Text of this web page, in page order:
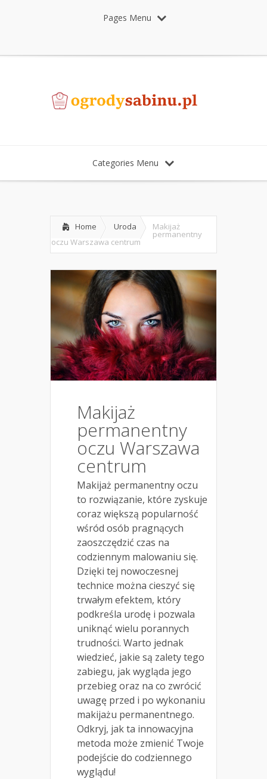
Pages Menu
Categories Menu
Home Uroda Makijaż
permanentny
oczu Warszawa centrum
Makijaż
permanentny
oczu Warszawa
centrum
Makijaż permanentny oczu
to rozwiązanie, które zyskuje
coraz większą popularność
wśród osób pragnących
zaoszczędzić czas na
codziennym malowaniu się.
Dzięki tej nowoczesnej
technice można cieszyć się
trwałym efektem, który
podkreśla urodę i pozwala
uniknąć wielu porannych
trudności. Warto jednak
wiedzieć, jakie są zalety tego
zabiegu, jak wygląda jego
przebieg oraz na co zwrócić
uwagę przed i po wykonaniu
makijażu permanentnego.
Odkryj, jak ta innowacyjna
metoda może zmienić Twoje
podejście do codziennego
wyglądu!